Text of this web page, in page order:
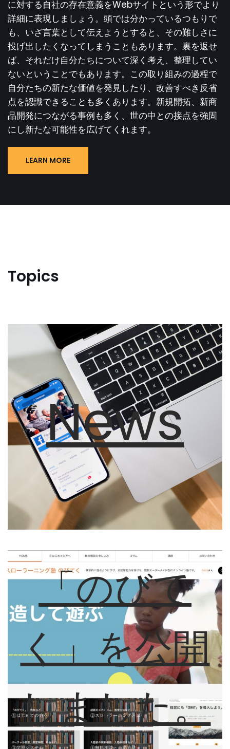
に対する自社の存在意義をWebサイトという形でより
詳細に表現しましょう。頭では分かっているつもりで
も、いざ言葉として伝えようとすると、その難しさに
投げ出したくなってしまうこともあります。裏を返せ
ば、それだけ自分たちについて深く考え、整理してい
ないということでもあります。この取り組みの過程で
自分たちの新たな価値を発見したり、改善すべき反省
点を認識できることも多くあります。新規開拓、新商
品開発につながる事例も多く、世の中との接点を強固
にし新たな可能性を広げてくれます。
LEARN MORE
Topics
News
「のびて
く」を公開
しました。